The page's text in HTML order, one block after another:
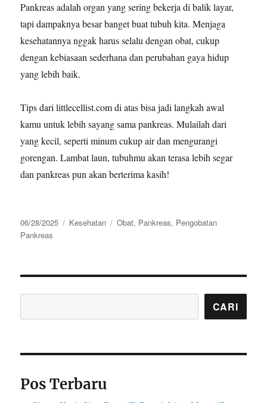
Pankreas adalah organ yang sering bekerja di balik layar,
tapi dampaknya besar banget buat tubuh kita. Menjaga
kesehatannya nggak harus selalu dengan obat, cukup
dengan kebiasaan sederhana dan perubahan gaya hidup
yang lebih baik.
Tips dari littlecellist.com di atas bisa jadi langkah awal
kamu untuk lebih sayang sama pankreas. Mulailah dari
yang kecil, seperti minum cukup air dan mengurangi
gorengan. Lambat laun, tubuhmu akan terasa lebih segar
dan pankreas pun akan berterima kasih!
Posted
on
06/28/2025 Categories
Kesehatan Tags
Obat, Pankreas, Pengobatan
Pankreas
CARI
Pos Terbaru